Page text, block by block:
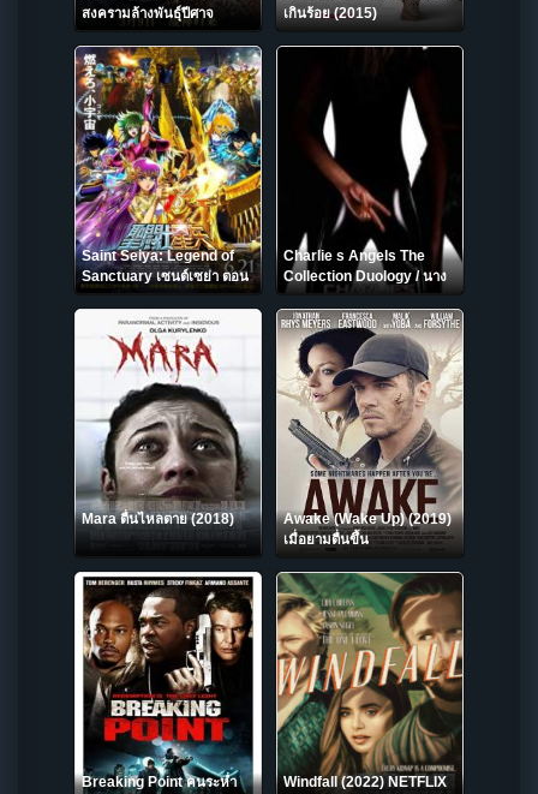
สงครามล้างพันธุ์ปีศาจ
(2022)
เกินร้อย (2015)
Saint Seiya: Legend of
Sanctuary เซนต์เซย่า ตอน
ศึกปราสาท 12 ราศี (2014)
Charlie s Angels The
Collection Duology / นาง
ฟ้าชาร์ลี ภาค 2
Mara ตื่นไหลตาย (2018)
Awake (Wake Up) (2019)
เมื่อยามตื่นขึ้น
Breaking Point คนระห่ำ Windfall (2022) NETFLIX